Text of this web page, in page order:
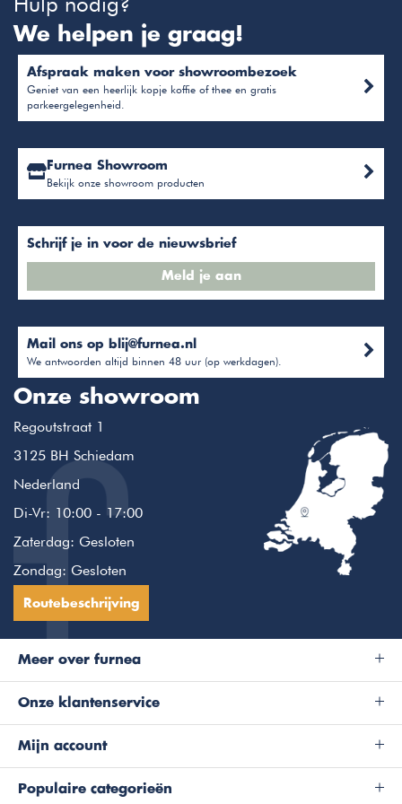
We helpen je graag!
Afspraak maken voor showroombezoek
Geniet van een heerlijk kopje koffie of thee en gratis
parkeergelegenheid.
Furnea Showroom
Bekijk onze showroom producten
Schrijf je in voor de nieuwsbrief
Meld je aan
Mail ons op blij@furnea.nl
We antwoorden altijd binnen 48 uur (op werkdagen).
Onze showroom
Regoutstraat 1
3125 BH Schiedam
Nederland
Di-Vr: 10:00 - 17:00
Zaterdag: Gesloten
Zondag: Gesloten
Routebeschrijving
Meer over furnea
Onze klantenservice
Populaire categorieën
Mijn account